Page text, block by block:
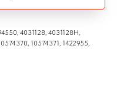
4031128, 4031128H,
10574371, 1422955,